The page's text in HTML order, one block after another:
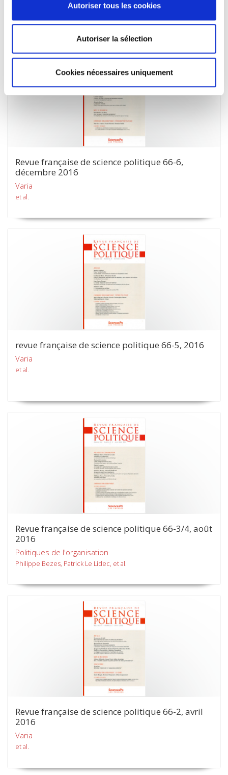
Autoriser tous les cookies
Autoriser la sélection
Cookies nécessaires uniquement
Revue française de science politique 66-6,
décembre 2016
Varia
et al.
revue française de science politique 66-5, 2016
Varia
et al.
Revue française de science politique 66-3/4, août
2016
Politiques de l'organisation
Philippe Bezes, Patrick Le Lidec, et al.
Revue française de science politique 66-2, avril
2016
Varia
et al.